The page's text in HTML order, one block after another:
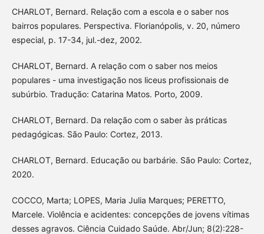
CHARLOT, Bernard. Relação com a escola e o saber nos
bairros populares. Perspectiva. Florianópolis, v. 20, número
especial, p. 17-34, jul.-dez, 2002.
CHARLOT, Bernard. A relação com o saber nos meios
populares - uma investigação nos liceus profissionais de
subúrbio. Tradução: Catarina Matos. Porto, 2009.
CHARLOT, Bernard. Da relação com o saber às práticas
pedagógicas. São Paulo: Cortez, 2013.
CHARLOT, Bernard. Educação ou barbárie. São Paulo: Cortez,
2020.
COCCO, Marta; LOPES, Maria Julia Marques; PERETTO,
Marcele. Violência e acidentes: concepções de jovens vítimas
desses agravos. Ciência Cuidado Saúde. Abr/Jun; 8(2):228-